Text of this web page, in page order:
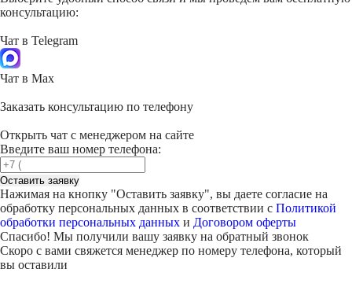
консультацию:
Чат в Telegram
Чат в Max
Заказать консультацию по телефону
Открыть чат с менеджером на сайте
Введите ваш номер телефона:
Оставить заявку
Нажимая на кнопку "Оставить заявку", вы даете согласие на
обработку персональных данных в соответствии с Политикой
обработки персональных данных и Договором оферты
Спасибо! Мы получили вашу заявку на обратный звонок
Скоро с вами свяжется менеджер по номеру телефона, который
вы оставили